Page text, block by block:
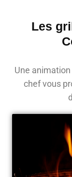
Les
Une
chef vous